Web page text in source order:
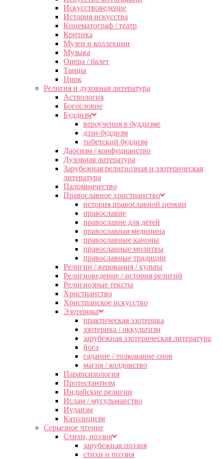
Искусствоведение
История искусства
Кинематограф / театр
Критика
Музеи и коллекции
Музыка
Опера / балет
Танцы
Цирк
Религия и духовная литература
Астрология
Богословие
Буддизм
вероучения в буддизме
дзэн-буддизм
тибетский буддизм
Даосизм / конфуцианство
Духовная литература
Зарубежная религиозная и эзотерическая
литература
Паломничество
Православное христианство
история православной церкви
православие
православие для детей
православная медицина
православные каноны
православные молитвы
православные традиции
Религии / верования / культы
Религиоведение / история религий
Религиозные тексты
Христианство
Христианское искусство
Эзотерика
практическая эзотерика
эзотерика / оккультизм
зарубежная эзотерическая литература
йога
гадание / толкование снов
магия / колдовство
Парапсихология
Протестантизм
Индийские религии
Ислам / мусульманство
Иудаизм
Католицизм
Серьезное чтение
Cтихи, поэзия
зарубежная поэзия
стихи и поэзия